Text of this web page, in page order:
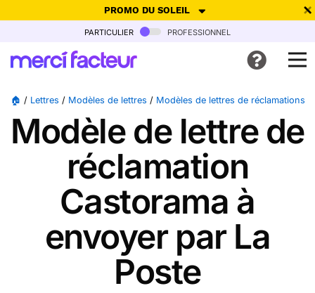
PROMO DU SOLEIL
-30% de réduction avec le code SUMMER26pour envoyer des
Ne plus afficher
particulier professionnel
🏠 / Lettres / Modèles de lettres / Modèles de lettres de réclamations
Modèle de lettre de
réclamation
Castorama à
envoyer par La
Poste